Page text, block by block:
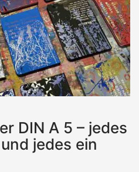
DIN A 5 – jedes
jedes ein